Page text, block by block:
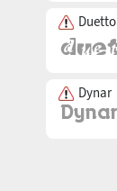
Duetto
Dynar